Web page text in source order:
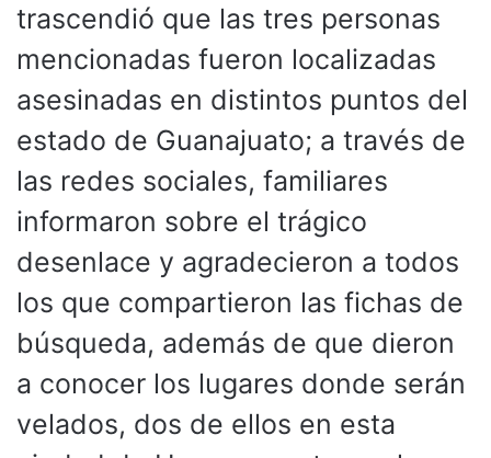
trascendió que las tres personas
mencionadas fueron localizadas
asesinadas en distintos puntos del
estado de Guanajuato; a través de
las redes sociales, familiares
informaron sobre el trágico
desenlace y agradecieron a todos
los que compartieron las fichas de
búsqueda, además de que dieron
a conocer los lugares donde serán
velados, dos de ellos en esta